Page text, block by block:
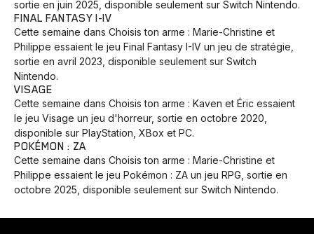
sortie en juin 2025, disponible seulement sur Switch Nintendo.
FINAL FANTASY I-IV
Cette semaine dans Choisis ton arme : Marie-Christine et
Philippe essaient le jeu Final Fantasy I-IV un jeu de stratégie,
sortie en avril 2023, disponible seulement sur Switch
Nintendo.
VISAGE
Cette semaine dans Choisis ton arme : Kaven et Éric essaient
le jeu Visage un jeu d'horreur, sortie en octobre 2020,
disponible sur PlayStation, XBox et PC.
POKÉMON : ZA
Cette semaine dans Choisis ton arme : Marie-Christine et
Philippe essaient le jeu Pokémon : ZA un jeu RPG, sortie en
octobre 2025, disponible seulement sur Switch Nintendo.